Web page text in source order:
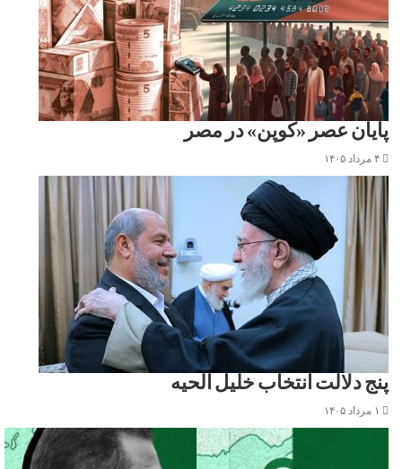
پایان عصر «کوپن» در مصر
۴ مرداد ۱۴۰۵
پنج دلالت انتخاب خلیل الحیه
۱ مرداد ۱۴۰۵